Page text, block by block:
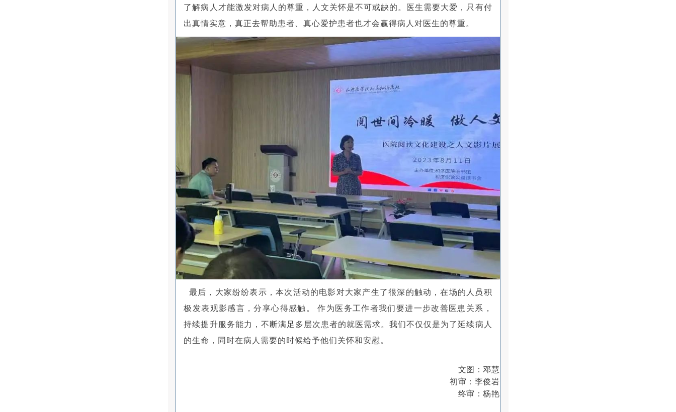
了解病人才能激发对病人的尊重，人文关怀是不可或缺的。医生需要大爱，只有付
出真情实意，真正去帮助患者、真心爱护患者也才会赢得病人对医生的尊重。
最后，大家纷纷表示，本次活动的电影对大家产生了很深的触动，在场的人员积
极发表观影感言，分享心得感触。
作为医务工作者我们要进一步改善医患关系，
持续提升服务能力，不断满足多层次患者的就医需求。我们不仅仅是为了延续病人
的生命，同时在病人需要的时候给予他们关怀和安慰。
文图：邓慧
初审：李俊岩
终审：杨艳